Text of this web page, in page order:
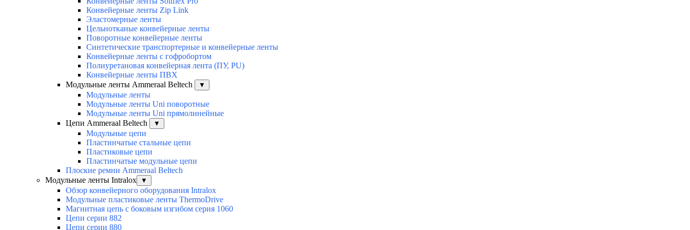
Конвейерные ленты Zip Link
Эластомерные ленты
Цельнотканые конвейерные ленты
Поворотные конвейерные ленты
Синтетические транспортерные и конвейерные ленты
Конвейерные ленты с гофробортом
Полиуретановая конвейерная лента (ПУ, PU)
Конвейерные ленты ПВХ
Модульные ленты Ammeraal Beltech
▼
Модульные ленты
Модульные ленты Uni поворотные
Модульные ленты Uni прямолинейные
Цепи Ammeraal Beltech
▼
Модульные цепи
Пластинчатые стальные цепи
Пластиковые цепи
Пластинчатые модульные цепи
Плоские ремни Ammeraal Beltech
Модульные ленты Intralox
▼
Обзор конвейерного оборудования Intralox
Модульные пластиковые ленты ThermoDrive
Магнитная цепь с боковым изгибом серия 1060
Цепи серии 882
Цепи серии 880